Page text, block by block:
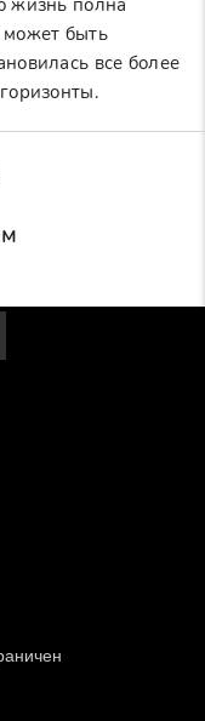
жизнь полна
может быть
все более